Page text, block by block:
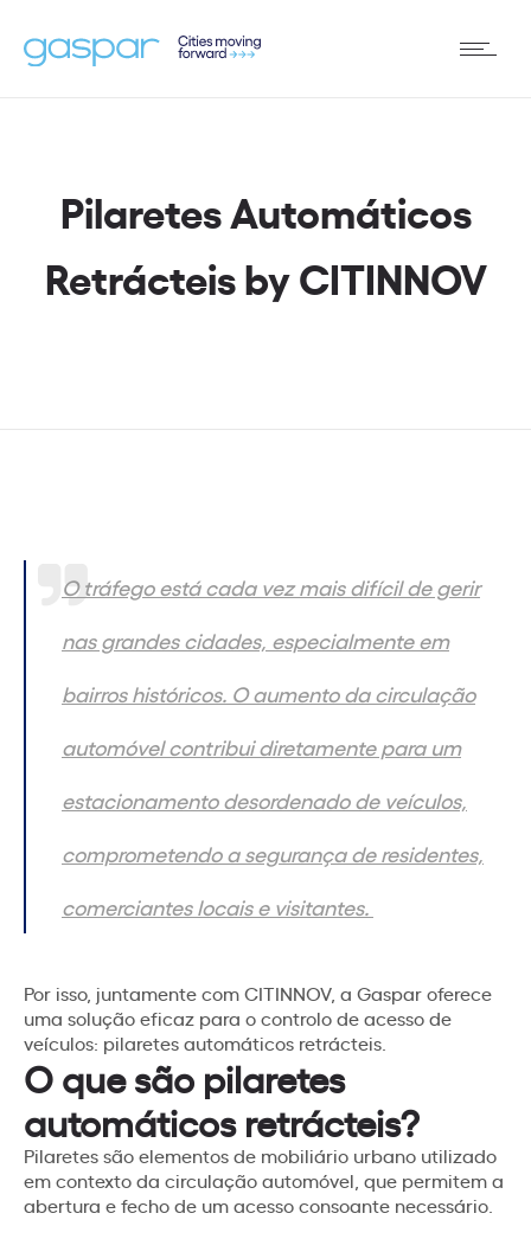
Pilaretes Automáticos
Retrácteis by CITINNOV
O tráfego está cada vez mais difícil de gerir
nas grandes cidades, especialmente em
bairros históricos. O aumento da circulação
automóvel contribui diretamente para um
estacionamento desordenado de veículos,
comprometendo a segurança de residentes,
comerciantes locais e visitantes.
Por isso, juntamente com CITINNOV, a Gaspar oferece
uma solução eficaz para o controlo de acesso de
veículos: pilaretes automáticos retrácteis.
O que são pilaretes
automáticos retrácteis?
Pilaretes são elementos de mobiliário urbano utilizado
em contexto da circulação automóvel, que permitem a
abertura e fecho de um acesso consoante necessário.